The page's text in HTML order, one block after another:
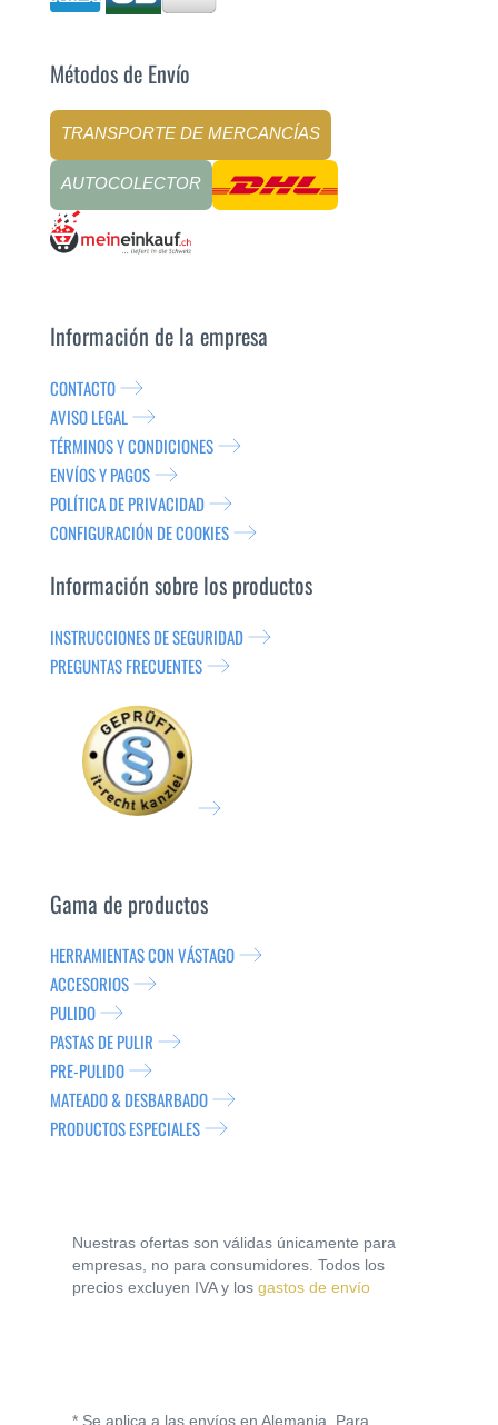
Métodos de Envío
TRANSPORTE DE MERCANCÍAS
AUTOCOLECTOR
Información de la empresa
CONTACTO
AVISO LEGAL
TÉRMINOS Y CONDICIONES
ENVÍOS Y PAGOS
POLÍTICA DE PRIVACIDAD
CONFIGURACIÓN DE COOKIES
Información sobre los productos
INSTRUCCIONES DE SEGURIDAD
PREGUNTAS FRECUENTES
Gama de productos
HERRAMIENTAS CON VÁSTAGO
ACCESORIOS
PULIDO
PASTAS DE PULIR
PRE-PULIDO
MATEADO & DESBARBADO
PRODUCTOS ESPECIALES
Nuestras ofertas son válidas únicamente para
empresas, no para consumidores. Todos los
precios excluyen IVA y los gastos de envío
* Se aplica a las envíos en Alemania. Para